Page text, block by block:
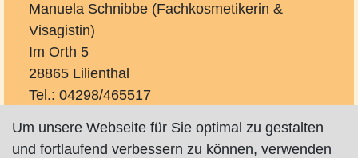
Manuela Schnibbe (Fachkosmetikerin &
Visagistin)
Im Orth 5
28865 Lilienthal
Tel.: 04298/465517
info@kosmetikpur-schnibbe.de
Um unsere Webseite für Sie optimal zu gestalten
und fortlaufend verbessern zu können, verwenden